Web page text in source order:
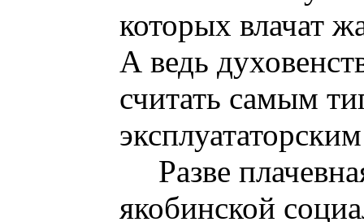
которых влачат
А ведь
считать самым
Разве
якобинской